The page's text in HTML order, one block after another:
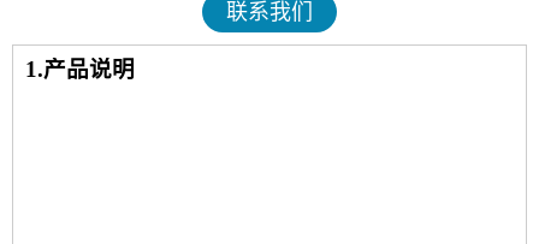
联系我们
1.产品说明